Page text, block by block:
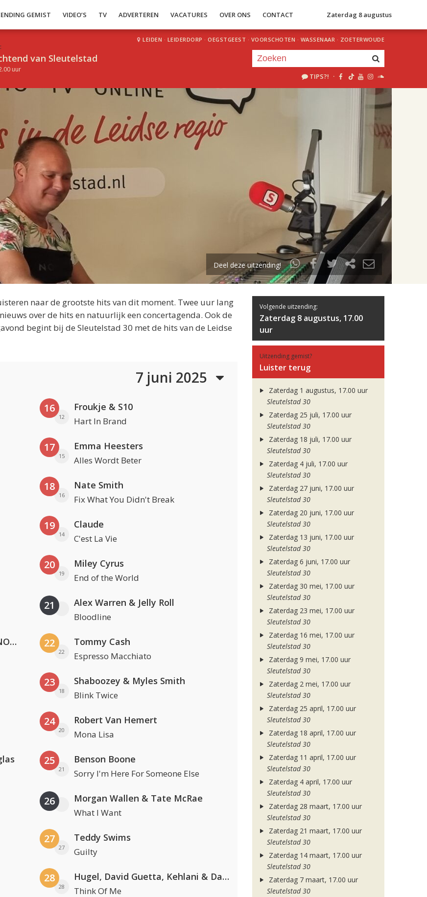
GEMIST VIDEO’S TV ADVERTEREN VACATURES OVER ONS CONTACT Zaterdag 8 augustus
van Sleutelstad
uur
LEIDEN · LEIDERDORP · OEGSTGEEST · VOORSCHOTEN · WASSENAAR · ZOETERWOUDE
TIPS?! ·
uur 1 van 2
Volgend uur
Deel deze uitzending!
naar de grootste hits van dit moment. Twee uur lang
over de hits en natuurlijk een concertagenda. Ook de
begint bij de Sleutelstad 30 met de hits van de Leidse
7 juni 2025
Lustrum U.V.S.V/N.V.V.S.U. & ANNO ONS & Jopke van Dobbenburgh & Roeland Beelen
16
12
Froukje & S10
Hart In Brand
17
15
Emma Heesters
Alles Wordt Beter
18
16
Nate Smith
Fix What You Didn't Break
19
14
Claude
C'est La Vie
20
19
Miley Cyrus
End of the World
21 Alex Warren & Jelly Roll
Bloodline
22
22
Tommy Cash
Espresso Macchiato
23
18
Shaboozey & Myles Smith
Blink Twice
24
20
Robert Van Hemert
Mona Lisa
25
21
Benson Boone
Sorry I'm Here For Someone Else
26 Morgan Wallen & Tate McRae
What I Want
27
27
Teddy Swims
Guilty
28
28
Hugel, David Guetta, Kehlani & Daecolm
Think Of Me
Volgende uitzending:
Zaterdag 8 augustus, 17.00
uur
Uitzending gemist?
Luister terug
Zaterdag 1 augustus, 17.00 uur
Sleutelstad 30
Zaterdag 25 juli, 17.00 uur
Sleutelstad 30
Zaterdag 18 juli, 17.00 uur
Sleutelstad 30
Zaterdag 4 juli, 17.00 uur
Sleutelstad 30
Zaterdag 27 juni, 17.00 uur
Sleutelstad 30
Zaterdag 20 juni, 17.00 uur
Sleutelstad 30
Zaterdag 13 juni, 17.00 uur
Sleutelstad 30
Zaterdag 6 juni, 17.00 uur
Sleutelstad 30
Zaterdag 30 mei, 17.00 uur
Sleutelstad 30
Zaterdag 23 mei, 17.00 uur
Sleutelstad 30
Zaterdag 16 mei, 17.00 uur
Sleutelstad 30
Zaterdag 9 mei, 17.00 uur
Sleutelstad 30
Zaterdag 2 mei, 17.00 uur
Sleutelstad 30
Zaterdag 25 april, 17.00 uur
Sleutelstad 30
Zaterdag 18 april, 17.00 uur
Sleutelstad 30
Zaterdag 11 april, 17.00 uur
Sleutelstad 30
Zaterdag 4 april, 17.00 uur
Sleutelstad 30
Zaterdag 28 maart, 17.00 uur
Sleutelstad 30
Zaterdag 21 maart, 17.00 uur
Sleutelstad 30
Zaterdag 14 maart, 17.00 uur
Sleutelstad 30
Zaterdag 7 maart, 17.00 uur
Sleutelstad 30